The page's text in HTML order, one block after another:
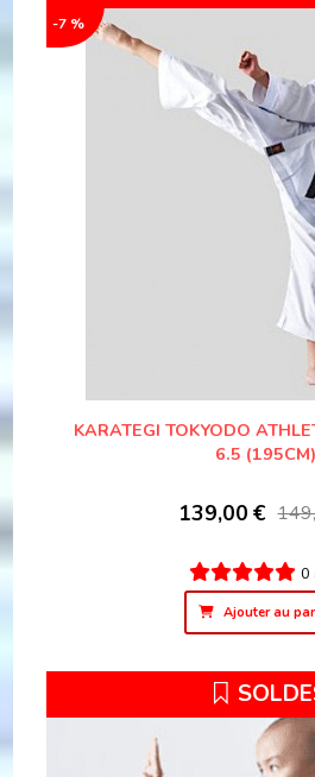
-7 %
KARATEGI TOKYODO
6.5 (195CM)
139,00 €
0
Ajouter au